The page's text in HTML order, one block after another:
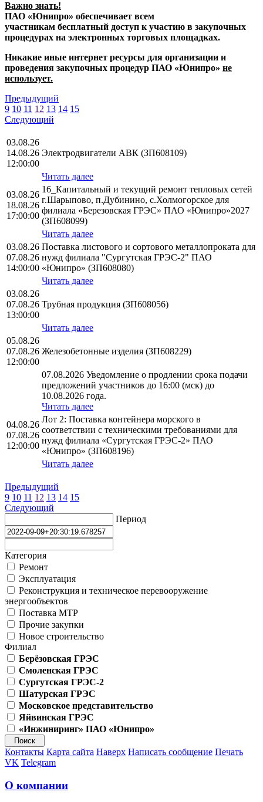
Важно знать!
ПАО «Юнипро» обеспечивает всем
участникам бесплатный доступ к участию в закупочных
процедурах на электронных торговых площадках.
Никакие иные интернет ресурсы для организации и
проведения закупочных процедур ПАО «Юнипро» не
использует.
Предыдущий
9 10 11 12 13 14 15
Следующий
03.08.26
14.08.26
12:00:00
Электродвигатели АВК (ЗП608109)
Читать далее
03.08.26
18.08.26
17:00:00
16_Капитальный и текущий ремонт тепловых сетей
г.Шарыпово, п.Дубинино, с.Холмогорское для
филиала «Березовская ГРЭС» ПАО «Юнипро»2027
(ЗП608099)
Читать далее
03.08.26
07.08.26
14:00:00
Поставка листового и сортового металлопроката для
нужд филиала "Сургутская ГРЭС-2" ПАО
«Юнипро» (ЗП608080)
Читать далее
03.08.26
07.08.26
13:00:00
Трубная продукция (ЗП608056)
Читать далее
05.08.26
07.08.26
12:00:00
Железобетонные изделия (ЗП608229)
07.08.2026 Уведомление о продлении срока подачи
предложений участников до 16:00 (мск) до
10.08.2026 года.
Читать далее
04.08.26
07.08.26
12:00:00
Лот 2: Поставка контейнера морского в
соответствии с техническими требованиями для
нужд филиала «Сургутская ГРЭС-2» ПАО
«Юнипро» (ЗП608196)
Читать далее
Предыдущий
9 10 11 12 13 14 15
Следующий
Период
Категория
Ремонт
Эксплуатация
Реконструкция и техническое перевооружение
энергообъектов
Поставка МТР
Прочие закупки
Новое строительство
Филиал
Берёзовская ГРЭС
Смоленская ГРЭС
Сургутская ГРЭС-2
Шатурская ГРЭС
Московское представительство
Яйвинская ГРЭС
«Инжиниринг» ПАО «Юнипро»
Контакты Карта сайта Наверх Написать сообщение Печать
VK Telegram
О компании